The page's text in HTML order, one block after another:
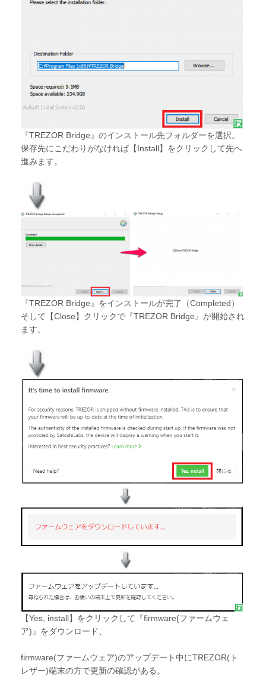
『TREZOR Bridge』のインストール先フォルダーを選択。
保存先にこだわりがなければ【Install】をクリックして先へ
進みます。
『TREZOR Bridge』をインストールが完了（Completed）
そして【Close】クリックで『TREZOR Bridge』が開始され
ます。
【Yes, install】をクリックして『firmware(ファームウェ
ア)』をダウンロード、
firmware(ファームウェア)のアップデート中にTREZOR(ト
レザー)端末の方で更新の確認がある。